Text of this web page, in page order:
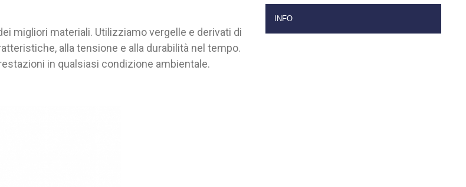
migliori materiali. Utilizziamo vergelle e derivati di
alla tensione e alla durabilità nel tempo.
in qualsiasi condizione ambientale.
INFO